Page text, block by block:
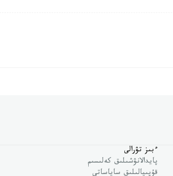
ءبىز تۋرالى
پايدالانۋشىلىق كەلىسىم
قۇپىيالىلىق ساياساتى